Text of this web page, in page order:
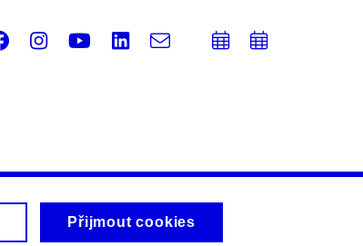
Facebook
Instagram
Youtube
LinkedIn
e-
PřidatPřidat
Přijmout cookies